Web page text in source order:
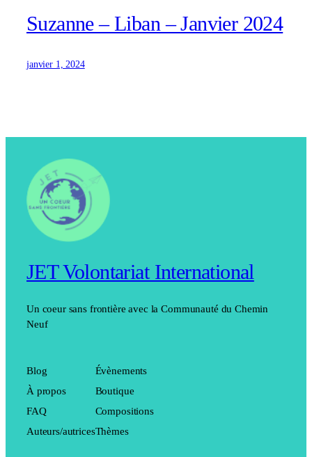
Suzanne – Liban – Janvier 2024
janvier 1, 2024
JET Volontariat International
Un coeur sans frontière avec la Communauté du Chemin
Neuf
Blog
À propos
FAQ
Auteurs/autrices
Évènements
Boutique
Compositions
Thèmes